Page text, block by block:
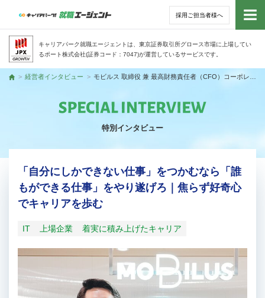
採用ご担当者様へ
キャリアパーク就職エージェントは、東京証券取引所グロース市場に上場してい
るポート株式会社(証券コード：7047)が運営しているサービスです。
トッ
サー
トップ
経営者インタビュー
特別インタビュー
「自分にしかできない仕事」をつかむなら「誰
もができる仕事」をやり遂げろ｜焦らず好奇心
でキャリアを歩む
IT 上場企業 着実に積み上げたキャリア